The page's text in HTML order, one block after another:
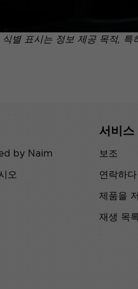
별 표시는 정보 제공 목적,
by Naim
오
서비스
보조
연락하다
제품을
재생 목